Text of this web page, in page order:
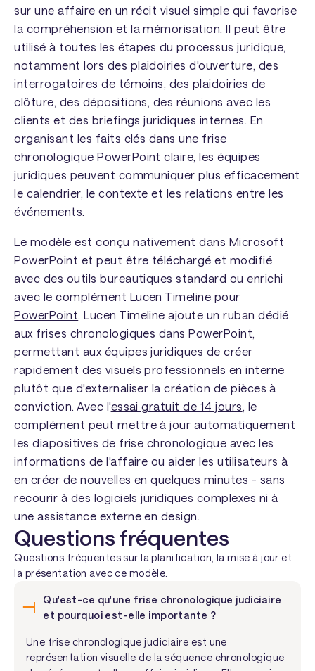
sur une affaire en un récit visuel simple qui favorise
la compréhension et la mémorisation. Il peut être
utilisé à toutes les étapes du processus juridique,
notamment lors des plaidoiries d'ouverture, des
interrogatoires de témoins, des plaidoiries de
clôture, des dépositions, des réunions avec les
clients et des briefings juridiques internes. En
organisant les faits clés dans une frise
chronologique PowerPoint claire, les équipes
juridiques peuvent communiquer plus efficacement
le calendrier, le contexte et les relations entre les
événements.
Le modèle est conçu nativement dans Microsoft
PowerPoint et peut être téléchargé et modifié
avec des outils bureautiques standard ou enrichi
avec le complément Lucen Timeline pour
PowerPoint . Lucen Timeline ajoute un ruban dédié
aux frises chronologiques dans PowerPoint,
permettant aux équipes juridiques de créer
rapidement des visuels professionnels en interne
plutôt que d'externaliser la création de pièces à
conviction. Avec l'essai gratuit de 14 jours , le
complément peut mettre à jour automatiquement
les diapositives de frise chronologique avec les
informations de l'affaire ou aider les utilisateurs à
en créer de nouvelles en quelques minutes - sans
recourir à des logiciels juridiques complexes ni à
une assistance externe en design.
Questions fréquentes
Questions fréquentes sur la planification, la mise à jour et
la présentation avec ce modèle.
Qu'est-ce qu'une frise chronologique judiciaire
et pourquoi est-elle importante ?
Une frise chronologique judiciaire est une
représentation visuelle de la séquence chronologique